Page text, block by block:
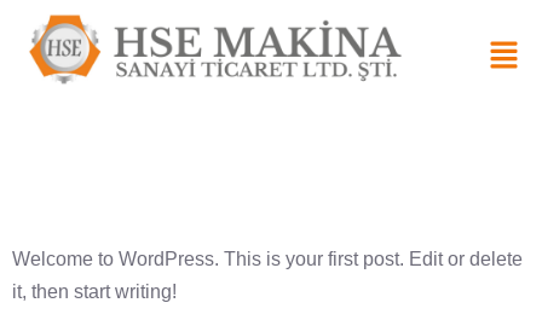
Welcome to WordPress. This is your first post. Edit or delete
it, then start writing!